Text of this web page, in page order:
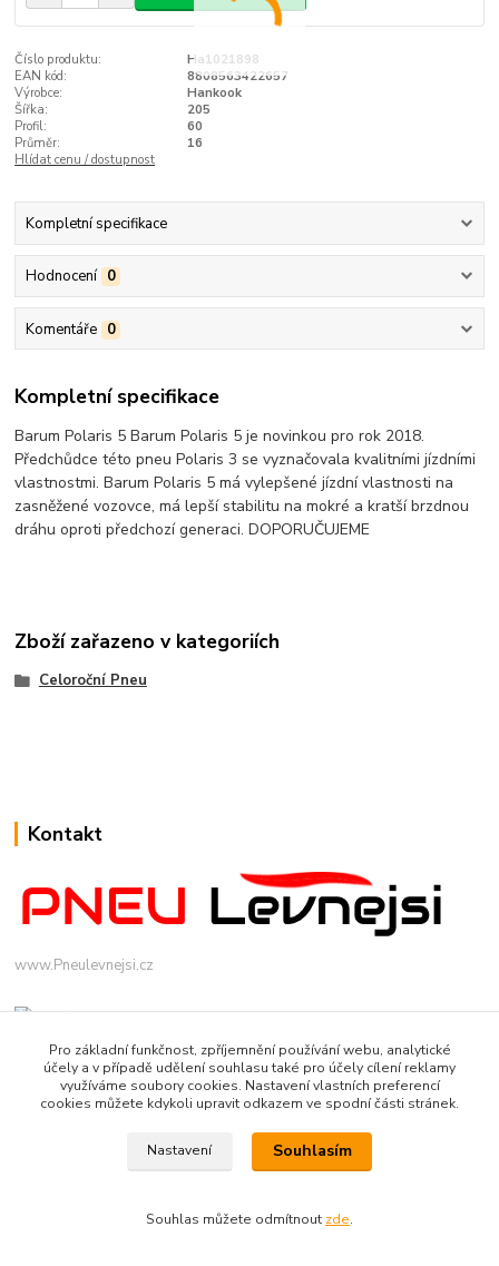
Číslo produktu:
Ha1021898
EAN kód:
8808563422657
Výrobce:
Hankook
Šířka:
205
Profil:
60
Průměr:
16
Hlídat cenu / dostupnost
Kompletní specifikace
Hodnocení 0
Komentáře 0
Kompletní specifikace
Barum Polaris 5 Barum Polaris 5 je novinkou pro rok 2018.
Předchůdce této pneu Polaris 3 se vyznačovala kvalitními jízdními
vlastnostmi. Barum Polaris 5 má vylepšené jízdní vlastnosti na
zasněžené vozovce, má lepší stabilitu na mokré a kratší brzdnou
dráhu oproti předchozí generaci. DOPORUČUJEME
Zboží zařazeno v kategoriích
Celoroční Pneu
Kontakt
www.Pneulevnejsi.cz
info(a)pneulevnejsi.cz
Pro základní funkčnost, zpříjemnění používání webu, analytické
účely a v případě udělení souhlasu také pro účely cílení reklamy
využíváme soubory cookies. Nastavení vlastních preferencí
cookies můžete kdykoli upravit odkazem ve spodní části stránek.
Nastavení Souhlasím
Souhlas můžete odmítnout zde.